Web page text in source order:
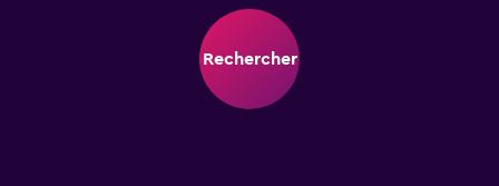
Rechercher